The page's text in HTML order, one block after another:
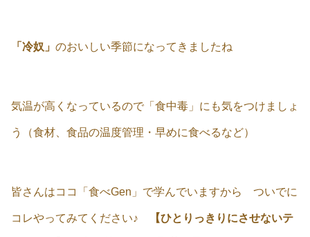
「冷奴」 のおいしい季節になってきましたね
気温が高くなっているので「食中毒」にも気をつけましょ
う（食材、食品の温度管理・早めに食べるなど）
皆さんはココ「食べGen」で学んでいますから ついでに
コレやってみてください♪ 【ひとりっきりにさせないテ